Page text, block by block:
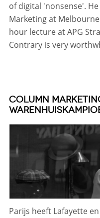
of digital 'nonsense'.
Marketing at
hour lecture at APG
Contrary is very
COLUMN
Parijs heeft Lafayette